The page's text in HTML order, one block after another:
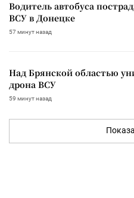
Водитель автобуса
ВСУ в Донецке
57 минут назад
Над Брянской областью
дрона ВСУ
59 минут назад